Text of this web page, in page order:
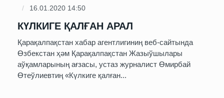
16.01.2020 14:50
КҮЛКИГЕ ҚАЛҒАН АРАЛ
Қарақалпақстан хабар агентлигиниң веб-сайтында
Өзбекстан ҳәм Қарақалпақстан Жазыўшылары
аўқамларының ағзасы, устаз журналист Өмирбай
Өтеўлиевтиң «Күлкиге қалған...